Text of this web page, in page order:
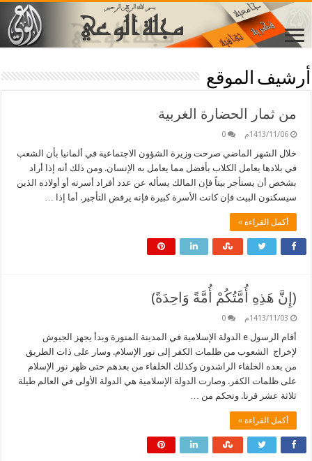
أرشيف الموقع
من ثمار الحضارة الغربية
1413/11/06م 0
خلال الشهر الماضي صرحت وزيرة الشؤون الاجتماعية في ألمانيا بأن الشعب
في بلادها يعامل الكلاب بأفضل مما يعامل به الإنسان. ومن ذلك أنه إذا أراد
بشخص أن يستأجر بيتاً فإن المالك يسأله عن عدد أفراد أسرته أو أولاده الذين
سيسكنون البيت فإن كانت الأسرة كبيرة فإنه يرفض التأجير. أما إذا …
أكمل القراءة »
(إِنَّ هَذِهِ أُمَّتُكُمْ أُمَّةً وَاحِدَةً)
1413/11/03م 0
أقام الرسول e الدولة الإسلامية في المدينة المنورة وبدأ يجهز الجيوش
لإخراج الشعوب من ظلمات الكفر إلى نور الإسلام. وسار على ذات الطريق
من بعده الخلفاء الراشدون وكذلك الخلفاء من بعدهم حتى ظهر نور الإسلام
على ظلمات الكفر. وصارت الدولة الإسلامية هي الدولة الأولى في العالم طيلة
ثلاثة عشر قرنا. وتحكم من …
أكمل القراءة »